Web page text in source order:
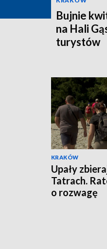
Bujnie
na Hali
turystów
KRAKÓW
Upały
Tatrach.
o rozwagę